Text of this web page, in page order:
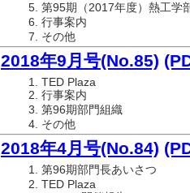
第95期（2017年度）熱工学
行事案内
その他
2018年9月号(No.85)
TED Plaza
行事案内
第96期部門組織
その他
2018年4月号(No.84)
第96期部門長あいさつ
TED Plaza